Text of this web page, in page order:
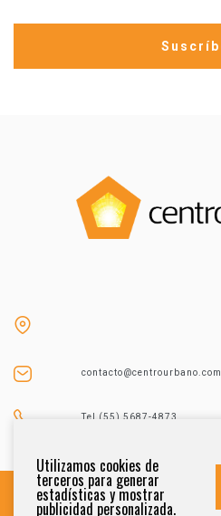
contacto@centrourbano.com
Tel (55) 5687-4873
Utilizamos cookies de
terceros para generar
estadísticas y mostrar
publicidad personalizada.